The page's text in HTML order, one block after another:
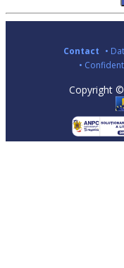
Contact •
•
Copyright ©